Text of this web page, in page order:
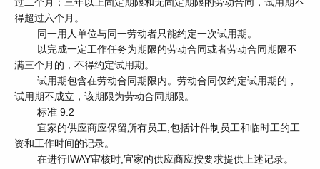
得超过六个月。
同一用人单位与同一劳动者只能约定一次试用期。
以完成一定工作任务为期限的劳动合同或者劳动合同期限不
满三个月的，不得约定试用期。
试用期包含在劳动合同期限内。劳动合同仅约定试用期的，
试用期不成立，该期限为劳动合同期限。
标准 9.2
宜家的供应商应保留所有员工,包括计件制员工和临时工的工
资和工作时间的记录。
在进行IWAY审核时,宜家的供应商应按要求提供上述记录。